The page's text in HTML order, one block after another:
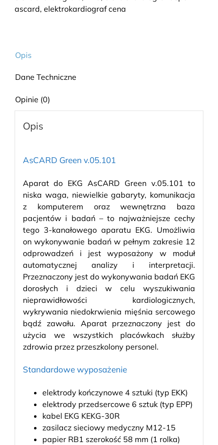
ascard, elektrokardiograf cena
Opis
Dane Techniczne
Opinie (0)
Opis
AsCARD Green v.05.101
Aparat do EKG AsCARD Green v.05.101 to
niska waga, niewielkie gabaryty, komunikacja
z komputerem oraz wewnętrzna baza
pacjentów i badań – to najważniejsze cechy
tego 3-kanałowego aparatu EKG. Umożliwia
on wykonywanie badań w pełnym zakresie 12
odprowadzeń i jest wyposażony w moduł
automatycznej analizy i interpretacji.
Przeznaczony jest do wykonywania badań EKG
dorosłych i dzieci w celu wyszukiwania
nieprawidłowości kardiologicznych,
wykrywania niedokrwienia mięśnia sercowego
bądź zawału. Aparat przeznaczony jest do
użycia we wszystkich placówkach służby
zdrowia przez przeszkolony personel.
Standardowe wyposażenie
elektrody kończynowe 4 sztuki (typ EKK)
elektrody przedsercowe 6 sztuk (typ EPP)
kabel EKG KEKG-30R
zasilacz sieciowy medyczny M12-15
papier RB1 szerokość 58 mm (1 rolka)